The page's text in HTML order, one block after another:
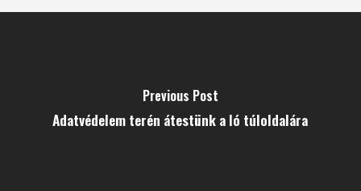
Previous Post
Adatvédelem terén átestünk a ló túloldalára